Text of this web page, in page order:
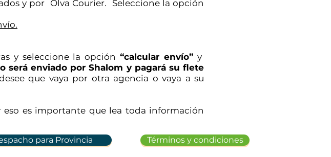
y por Olva Courier. Seleccione la opción
y seleccione la opción“calcular envío” y
será enviado por Shalom y pagará su flete
que vaya por otra agencia o vaya a su
es importante que lea toda información
para Provincia Términos y condiciones